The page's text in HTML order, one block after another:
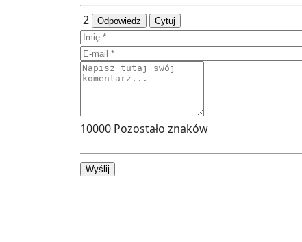
2
Odpowiedz Cytuj
10000 Pozostało znaków
Wyślij